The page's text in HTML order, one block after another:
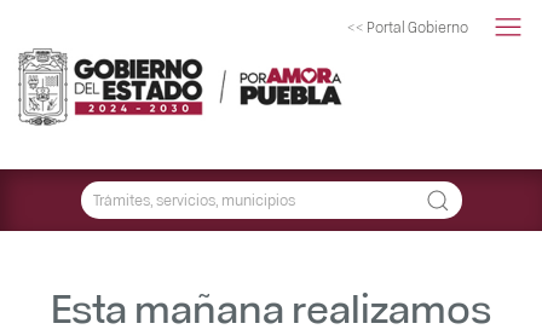
<< Portal Gobierno
Esta mañana realizamos